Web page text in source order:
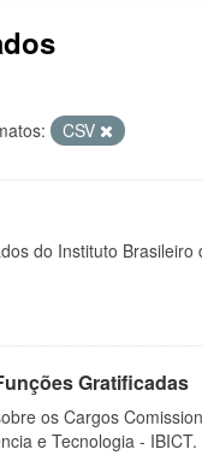
CSV
do Instituto
Gratificadas
os Cargos
e Tecnologia - IBICT.